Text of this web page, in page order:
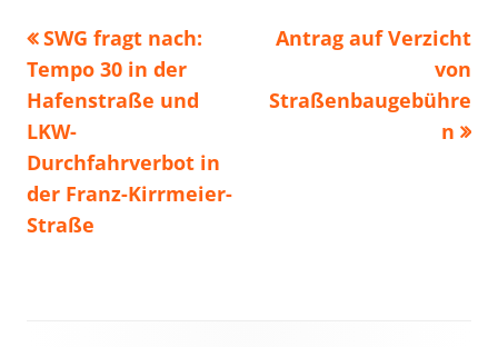
Beitragsnavigation
Vorheriger
Beitrag:
SWG fragt nach:
Tempo 30 in der
Hafenstraße und
LKW-
Durchfahrverbot in
der Franz-Kirrmeier-
Straße
Nächster
Antrag auf Verzicht
von
Straßenbaugebühre
n